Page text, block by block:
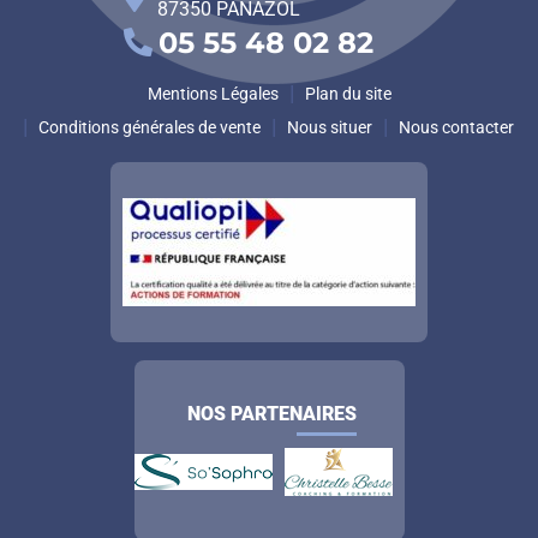
2 rue Antoine de Saint Exupery
87350 PANAZOL
05 55 48 02 82
Mentions Légales
Plan du site
NOS PARTENAIRES